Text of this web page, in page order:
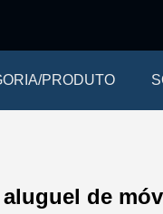
PRODUTO
de